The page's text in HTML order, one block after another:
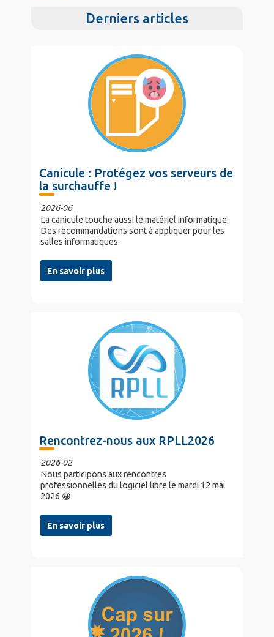
n
Derniers articles
Canicule : Protégez vos serveurs de
la surchauffe !
2026-06
La canicule touche aussi le matériel informatique.
Des recommandations sont à appliquer pour les
salles informatiques.
En savoir plus
Rencontrez-nous aux RPLL2026
2026-02
Nous participons aux rencontres
professionnelles du logiciel libre le mardi 12 mai
2026 😀
En savoir plus